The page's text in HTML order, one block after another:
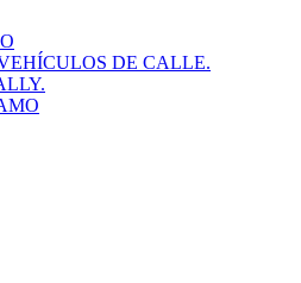
DE CALLE.